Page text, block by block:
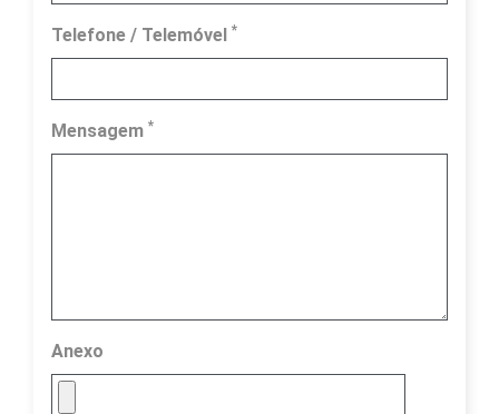
Telefone / Telemóvel *
Mensagem *
Anexo